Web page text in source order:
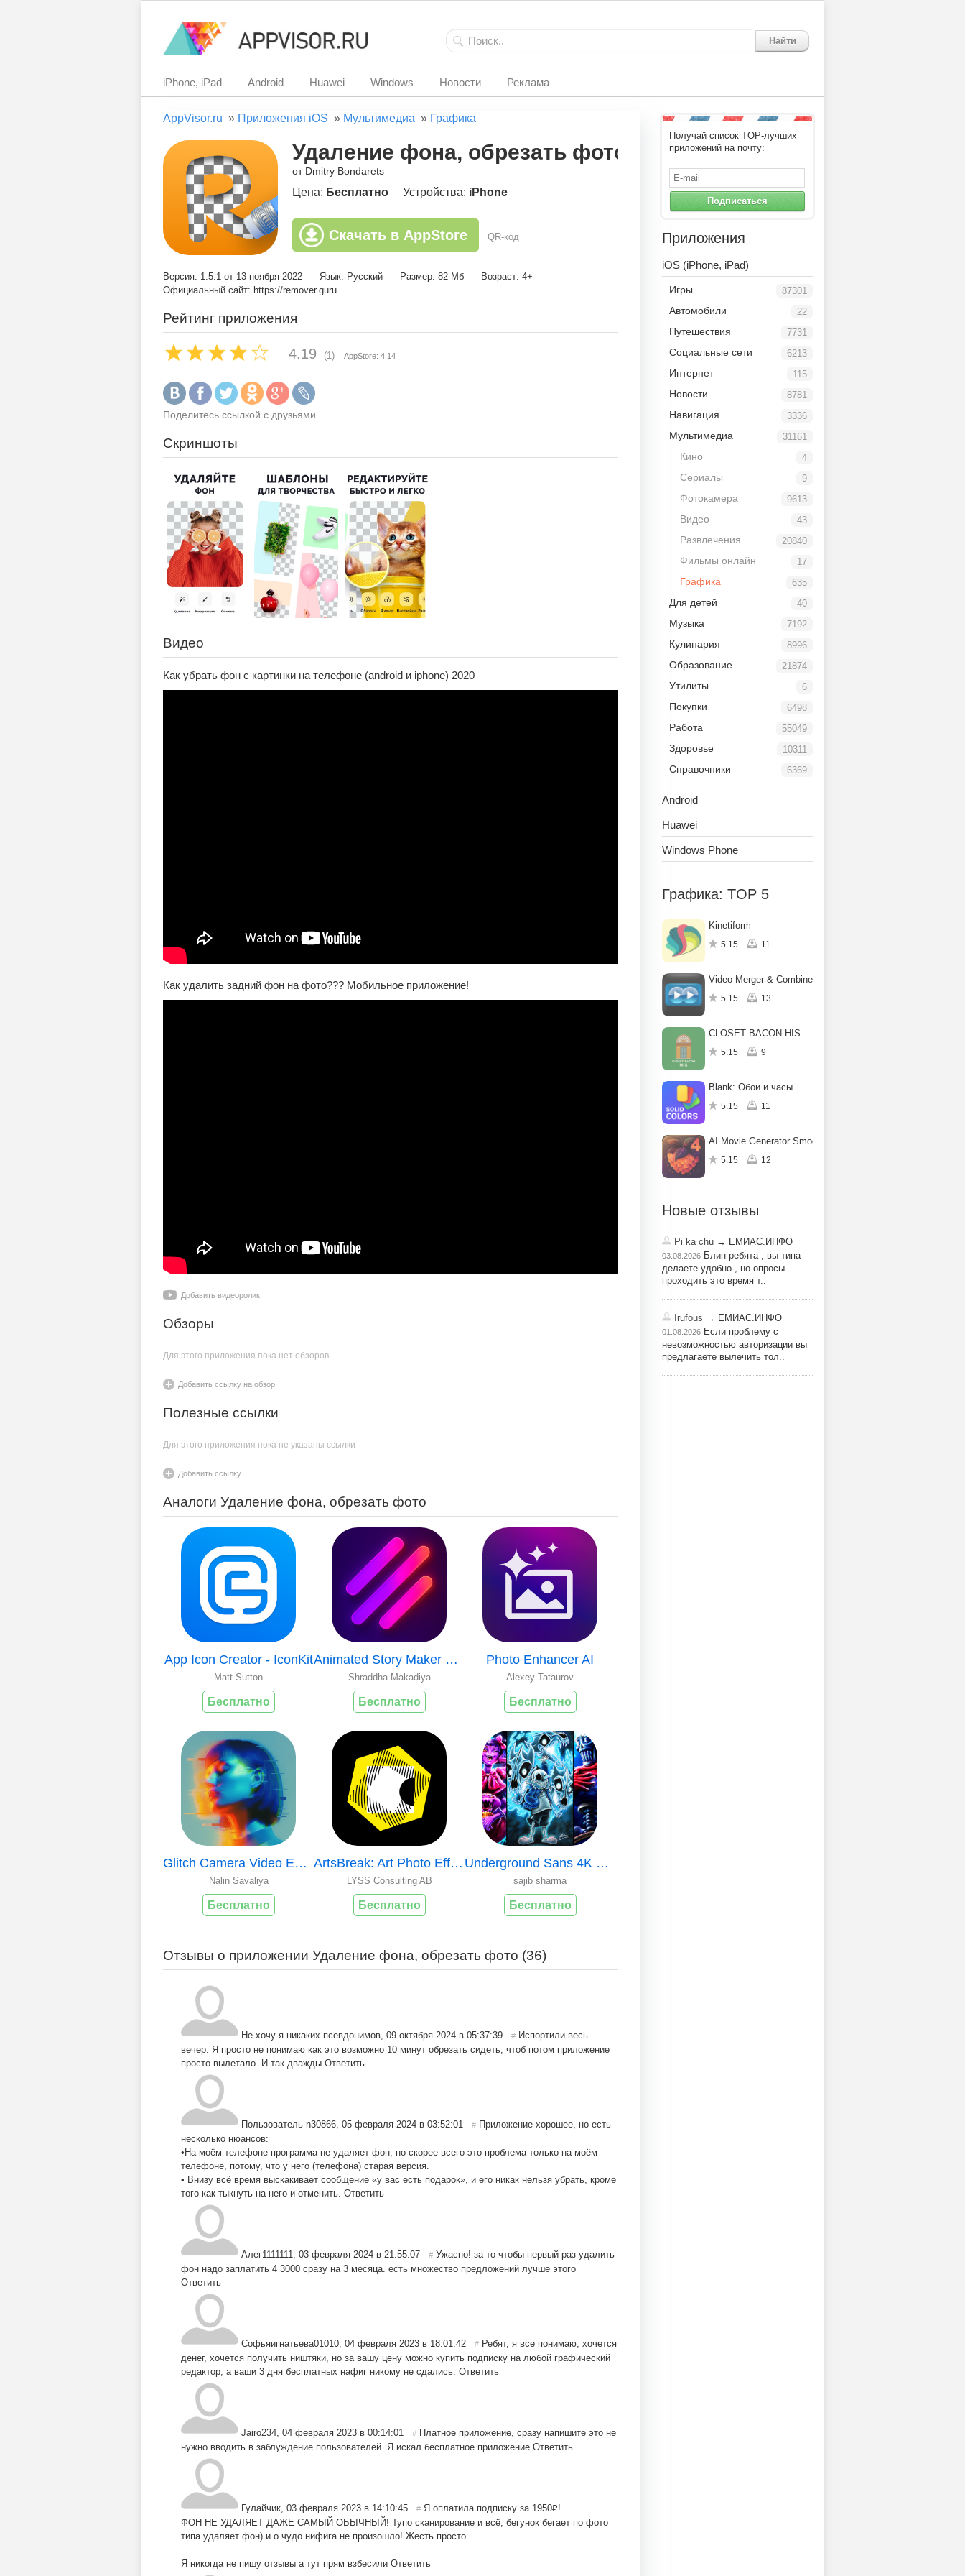
Найти
iPhone, iPad Android Huawei Windows Новости Реклама
AppVisor.ru » Приложения iOS » Мультимедиа » Графика
Удаление фона, обрезать фото
от Dmitry Bondarets
Цена: Бесплатно Устройства: iPhone
Скачать в AppStore QR-код
Версия: 1.5.1 от 13 ноября 2022 Язык: Русский Размер: 82 Мб
Возраст: 4+
Официальный сайт: https://remover.guru
Рейтинг приложения
4.19 (1) AppStore: 4.14
Поделитесь ссылкой с друзьями
Скриншоты
Видео
Как убрать фон с картинки на телефоне (android и iphone) 2020
Как удалить задний фон на фото??? Мобильное приложение!
Добавить видеоролик
Обзоры
Для этого приложения пока нет обзоров
Добавить ссылку на обзор
Полезные ссылки
Для этого приложения пока не указаны ссылки
Добавить ссылку
Аналоги Удаление фона, обрезать фото
App Icon Creator - IconKit
Matt Sutton
Бесплатно
Animated Story Maker & Collage
Shraddha Makadiya
Бесплатно
Photo Enhancer AI
Alexey Tataurov
Бесплатно
Glitch Camera Video Editor
Nalin Savaliya
Бесплатно
ArtsBreak: Art Photo Effects
LYSS Consulting AB
Бесплатно
Underground Sans 4K Wallpaper
sajib sharma
Бесплатно
Отзывы о приложении Удаление фона, обрезать фото (36)
Не хочу я никаких псевдонимов, 09 октября 2024 в 05:37:39 # Испортили весь
вечер. Я просто не понимаю как это возможно 10 минут обрезать сидеть, чтоб потом приложение
просто вылетало. И так дважды Ответить
Пользователь n30866, 05 февраля 2024 в 03:52:01 # Приложение хорошее, но есть
несколько нюансов:
•На моём телефоне программа не удаляет фон, но скорее всего это проблема только на моём
телефоне, потому, что у него (телефона) старая версия.
• Внизу всё время выскакивает сообщение «у вас есть подарок», и его никак нельзя убрать, кроме
того как тыкнуть на него и отменить. Ответить
Алег1111111, 03 февраля 2024 в 21:55:07 # Ужасно! за то чтобы первый раз удалить
фон надо заплатить 4 3000 сразу на 3 месяца. есть множество предложений лучше этого
Ответить
Софьяигнатьева01010, 04 февраля 2023 в 18:01:42 # Ребят, я все понимаю, хочется
денег, хочется получить ништяки, но за вашу цену можно купить подписку на любой графический
редактор, а ваши 3 дня бесплатных нафиг никому не сдались. Ответить
Jairo234, 04 февраля 2023 в 00:14:01 # Платное приложение, сразу напишите это не
нужно вводить в заблуждение пользователей. Я искал бесплатное приложение Ответить
Гулайчик, 03 февраля 2023 в 14:10:45 # Я оплатила подписку за 1950₽!
ФОН НЕ УДАЛЯЕТ ДАЖЕ САМЫЙ ОБЫЧНЫЙ! Тупо сканирование и всё, бегунок бегает по фото
типа удаляет фон) и о чудо нифига не произошло! Жесть просто
Я никогда не пишу отзывы а тут прям взбесили Ответить
Получай список TOP-лучших
приложений на почту:
Подписаться
Приложения
iOS (iPhone, iPad)
87301
Игры
22
Автомобили
7731
Путешествия
6213
Социальные сети
115
Интернет
8781
Новости
3336
Навигация
31161
Мультимедиа
4
Кино
9
Сериалы
9613
Фотокамера
43
Видео
20840
Развлечения
17
Фильмы онлайн
635
Графика
40
Для детей
7192
Музыка
8996
Кулинария
21874
Образование
6
Утилиты
6498
Покупки
55049
Работа
10311
Здоровье
6369
Справочники
Android
Huawei
Windows Phone
Графика: TOP 5
Kinetiform
5.15 11
Video Merger & Combiner :Sideo
5.15 13
CLOSET BACON HIS
5.15 9
Blank: Обои и часы
5.15 11
AI Movie Generator Smoothie AI
5.15 12
Новые отзывы
Pi ka chu → ЕМИАС.ИНФО
03.08.2026 Блин ребята , вы типа
делаете удобно , но опросы
проходить это время т..
Irufous → ЕМИАС.ИНФО
01.08.2026 Если проблему с
невозможностью авторизации вы
предлагаете вылечить тол..